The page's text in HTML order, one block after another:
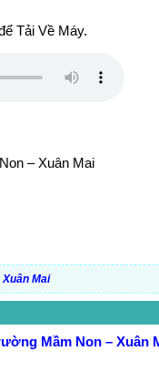
Tải Về Máy.
– Xuân Mai
Xuân Mai
Mầm Non – Xuân